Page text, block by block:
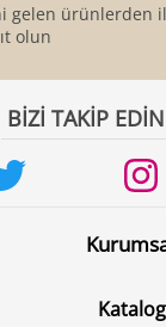
gelen ürünlerden
olun
BİZİ TAKİP EDİN
Katalog